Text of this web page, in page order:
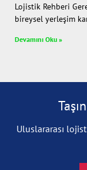
Lojistik Rehberi
bireysel yerleşim
Devamını Oku »
Uluslararası